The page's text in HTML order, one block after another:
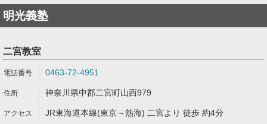
明光義塾
二宮教室
0463-72-4951
神奈川県中郡二宮町山西979
JR東海道本線(東京～熱海) 二宮より 徒歩 約4分